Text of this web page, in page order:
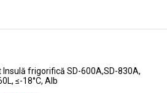
Insulă frigorifică SD-600A,SD-830A,
≤-18°C, Alb